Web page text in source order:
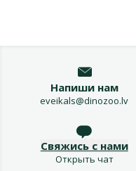
Напиши нам
eveikals@dinozoo.lv
Свяжись с нами
Открыть чат